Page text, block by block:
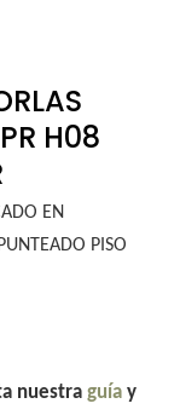
H08
EN
PISO
nuestra guíay